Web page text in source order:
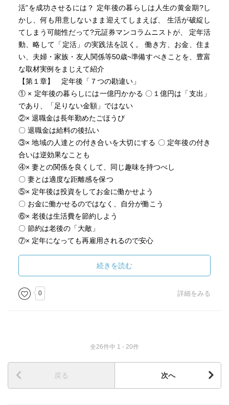
活”を成功させるには？ 定年後の暮らしは人生の黄金期?し
かし、何も用意しないまま迎えてしまえば、 生活が破綻し
てしまう可能性だって?元証券マンコラムニストが、 定年活
動、略して「定活」の実践法を説く。 働き方、お金、住ま
い、夫婦・家族・友人関係等50歳~準備すべきことを、豊富
な取材実例をまじえて紹介
【第１章】 定年後「７つの勘違い」
① × 定年後の暮らしには一億円かかる 〇１億円は「支出」
であり、「足りない金額」ではない
②× 退職金は長年勤めたごほうび
〇 退職金は給料の後払い
③× 地域の人達との付き合いを大切にする 〇 定年後の付き
合いは逆効果なことも
④× 妻との関係を良くして、同じ趣味を持つべし
〇 妻とは適度な距離感を保つ
⑤× 定年後は投資をしてお金に働かせよう
〇 お金に働かせるのではなく、自分が働こう
⑥× 老後は生活費を節約しよう
〇 節約は老後の「大敵」
⑦× 定年になっても再雇用されるので安心
【第２章】 お金の不安は「見える化」と「人脈」で解
決
●お金の不安は三つの「わからない」が理由
150万円の貯金しかなかった／不安の理由は「わからない」
に分けられる／どうしても予測できないものは？
●医療と介護、本当に必要な金額は？✳️「800万円」が目安
／介護費用の目安は約550万円＋医療費の目安は250万円／
誰の介護なのか、誰が負担するのか？／自分の介護費用は
続きを読む
0 詳細をみる
全26件中 1 - 20件
戻る 次へ